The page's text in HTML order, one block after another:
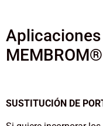
MEMBROM®
SUSTITUCIÓN DE